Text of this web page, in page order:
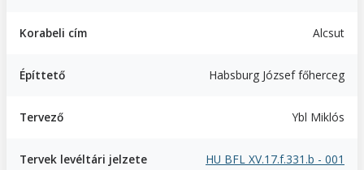
Korabeli cím Alcsut
Építtető Habsburg József főherceg
Tervező Ybl Miklós
Tervek levéltári jelzete HU BFL XV.17.f.331.b - 001